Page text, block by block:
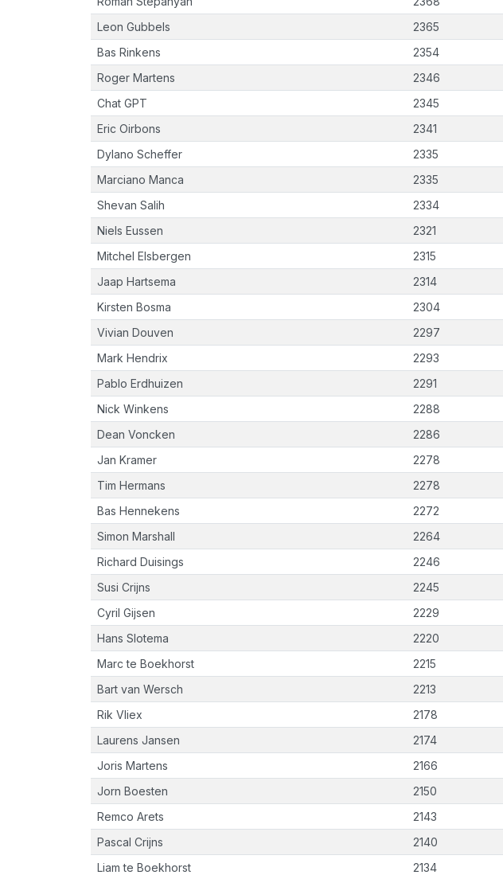
Leon Gubbels
2365
Bas Rinkens
2354
Roger Martens
2346
Chat GPT
2345
Eric Oirbons
2341
Dylano Scheffer
2335
Marciano Manca
2335
Shevan Salih
2334
Niels Eussen
2321
Mitchel Elsbergen
2315
Jaap Hartsema
2314
Kirsten Bosma
2304
Vivian Douven
2297
Mark Hendrix
2293
Pablo Erdhuizen
2291
Nick Winkens
2288
Dean Voncken
2286
Jan Kramer
2278
Tim Hermans
2278
Bas Hennekens
2272
Simon Marshall
2264
Richard Duisings
2246
Susi Crijns
2245
Cyril Gijsen
2229
Hans Slotema
2220
Marc te Boekhorst
2215
Bart van Wersch
2213
Rik Vliex
2178
Laurens Jansen
2174
Joris Martens
2166
Jorn Boesten
2150
Remco Arets
2143
Pascal Crijns
2140
Liam te Boekhorst
2134